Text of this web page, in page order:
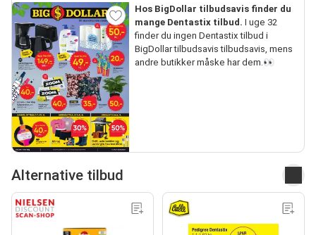
Hos BigDollar tilbudsavis finder du
mange Dentastix tilbud. I uge 32
finder du ingen Dentastix tilbud i
BigDollar tilbudsavis tilbudsavis, mens
andre butikker måske har dem.👀
Alternative tilbud